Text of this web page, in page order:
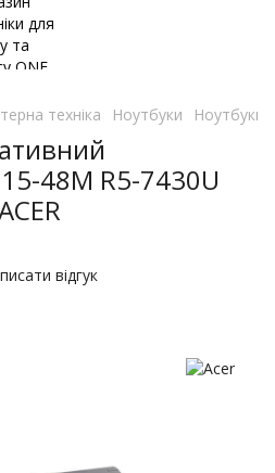
техніка Ноутбуки Ноутбуки
48M R5-7430U
відгук